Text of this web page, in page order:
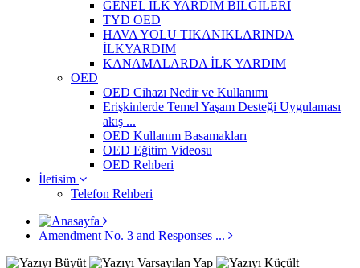
GENEL İLK YARDIM BİLGİLERİ
TYD OED
HAVA YOLU TIKANIKLARINDA
İLKYARDIM
KANAMALARDA İLK YARDIM
OED
OED Cihazı Nedir ve Kullanımı
Erişkinlerde Temel Yaşam Desteği Uygulaması
akış ...
OED Kullanım Basamakları
OED Eğitim Videosu
OED Rehberi
İletisim
Telefon Rehberi
Amendment No. 3 and Responses ...